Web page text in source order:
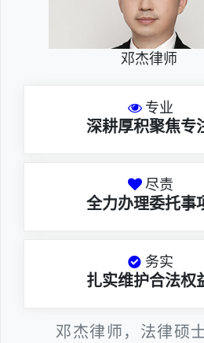
邓杰律师
专业
深耕厚积聚焦专
尽责
全力办理委托事
务实
扎实维护合法权
邓杰律师，法律硕